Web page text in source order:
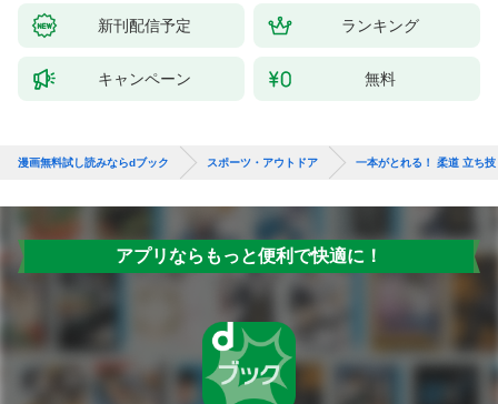
新刊配信予定 ランキング
キャンペーン 無料
漫画無料試し読みならdブック スポーツ・アウトドア 一本がとれる！ 柔道 立ち
アプリならもっと便利で快適に！